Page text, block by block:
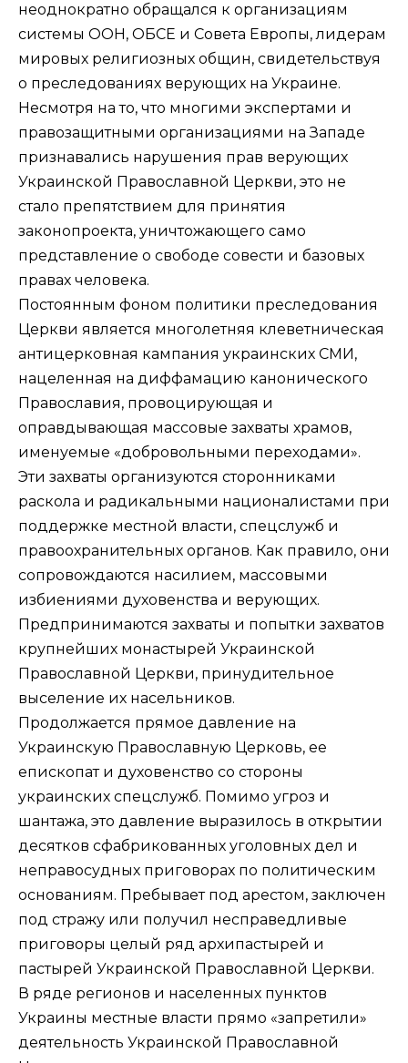
неоднократно обращался к организациям
системы ООН, ОБСЕ и Совета Европы, лидерам
мировых религиозных общин, свидетельствуя
о преследованиях верующих на Украине.
Несмотря на то, что многими экспертами и
правозащитными организациями на Западе
признавались нарушения прав верующих
Украинской Православной Церкви, это не
стало препятствием для принятия
законопроекта, уничтожающего само
представление о свободе совести и базовых
правах человека.
Постоянным фоном политики преследования
Церкви является многолетняя клеветническая
антицерковная кампания украинских СМИ,
нацеленная на диффамацию канонического
Православия, провоцирующая и
оправдывающая массовые захваты храмов,
именуемые «добровольными переходами».
Эти захваты организуются сторонниками
раскола и радикальными националистами при
поддержке местной власти, спецслужб и
правоохранительных органов. Как правило, они
сопровождаются насилием, массовыми
избиениями духовенства и верующих.
Предпринимаются захваты и попытки захватов
крупнейших монастырей Украинской
Православной Церкви, принудительное
выселение их насельников.
Продолжается прямое давление на
Украинскую Православную Церковь, ее
епископат и духовенство со стороны
украинских спецслужб. Помимо угроз и
шантажа, это давление выразилось в открытии
десятков сфабрикованных уголовных дел и
неправосудных приговорах по политическим
основаниям. Пребывает под арестом, заключен
под стражу или получил несправедливые
приговоры целый ряд архипастырей и
пастырей Украинской Православной Церкви.
В ряде регионов и населенных пунктов
Украины местные власти прямо «запретили»
деятельность Украинской Православной